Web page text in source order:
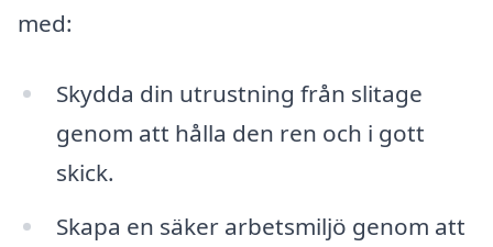
med:
Skydda din utrustning från slitage
genom att hålla den ren och i gott
skick.
Skapa en säker arbetsmiljö genom att